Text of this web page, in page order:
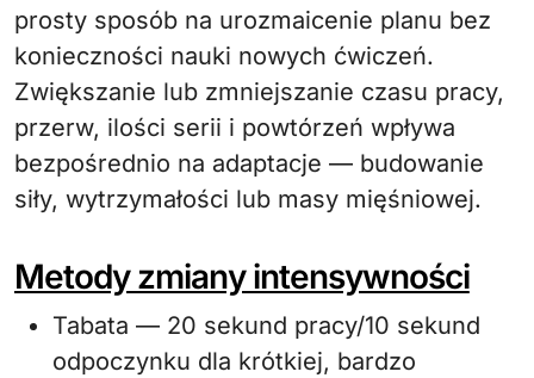
prosty sposób na urozmaicenie planu bez
konieczności nauki nowych ćwiczeń.
Zwiększanie lub zmniejszanie czasu pracy,
przerw, ilości serii i powtórzeń wpływa
bezpośrednio na adaptacje — budowanie
siły, wytrzymałości lub masy mięśniowej.
Metody zmiany intensywności
Tabata — 20 sekund pracy/10 sekund
odpoczynku dla krótkiej, bardzo